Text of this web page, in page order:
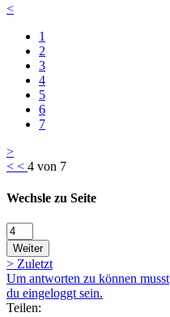
<
1
2
3
4
5
6
7
>
< < 4 von 7
Wechsle zu Seite
Weiter
> Zuletzt
Um antworten zu können musst
du eingeloggt sein.
Teilen: